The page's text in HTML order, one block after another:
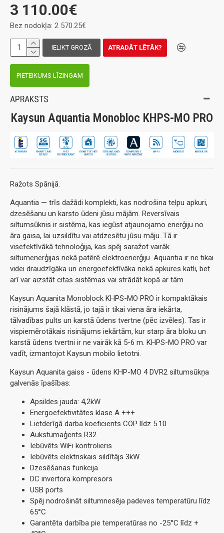
3 110.00€
Bez nodokļa: 2 570.25€
IELIKT GROZĀ ATRADĀT LĒTĀK?
PIETEIKUMS LĪZINGAM
APRAKSTS
Kaysun Aquantia Monobloc KHPS-MO PRO
Ražots Spānijā.
Aquantia — trīs dažādi komplekti, kas nodrošina telpu apkuri,
dzesēšanu un karsto ūdeni jūsu mājām. Reversīvais
siltumsūknis ir sistēma, kas iegūst atjaunojamo enerģiju no
āra gaisa, lai uzsildītu vai atdzesētu jūsu māju. Tā ir
visefektīvākā tehnoloģija, kas spēj saražot vairāk
siltumenerģijas nekā patērē elektroenerģiju. Aquantia ir ne tikai
videi draudzīgāka un energoefektīvāka nekā apkures katli, bet
arī var aizstāt citas sistēmas vai strādāt kopā ar tām.
Kaysun Aquanita Monoblock KHPS-MO PRO ir kompaktākais
risinājums šajā klāstā, jo tajā ir tikai viena āra iekārta,
tālvadības pults un karstā ūdens tvertne (pēc izvēles). Tas ir
vispiemērotākais risinājums iekārtām, kur starp āra bloku un
karstā ūdens tvertni ir ne vairāk kā 5-6 m. KHPS-MO PRO var
vadīt, izmantojot Kaysun mobilo lietotni.
Kaysun Aquanita gaiss - ūdens KHP-MO 4 DVR2 siltumsūkņa
galvenās īpašības:
Apsildes jauda: 4,2kW
Energoefektivitātes klase A +++
Lietderīgā darba koeficients COP līdz 5.10
Aukstumaģents R32
Iebūvēts WiFi kontrolieris
Iebūvēts elektriskais sildītājs 3kW
Dzesēšanas funkcija
DC invertora kompresors
USB ports
Spēj nodrošināt siltumnesēja padeves temperatūru līdz
65°C
Garantēta darbība pie temperatūras no -25°C līdz +